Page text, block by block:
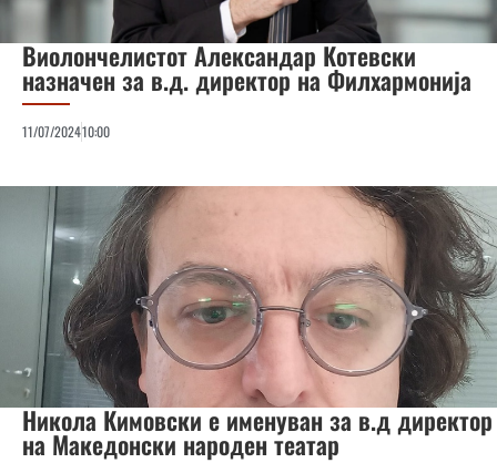
Виолончелистот Александар Котевски
назначен за в.д. директор на Филхармонија
11/07/202410:00
Никола Кимовски е именуван за в.д директор
на Македонски народен театар